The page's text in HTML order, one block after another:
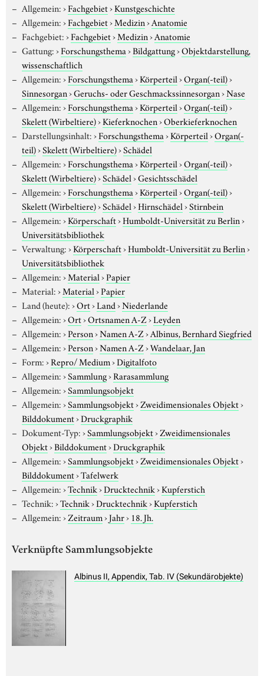
Allgemein:›Fachgebiet›Kunstgeschichte
Allgemein:›Fachgebiet›Medizin›Anatomie
Fachgebiet:›Fachgebiet›Medizin›Anatomie
Gattung:›Forschungsthema›Bildgattung›Objektdarstellung,
wissenschaftlich
Allgemein:›Forschungsthema›Körperteil›Organ(-teil)›
Sinnesorgan›Geruchs- oder Geschmackssinnesorgan›Nase
Allgemein:›Forschungsthema›Körperteil›Organ(-teil)›
Skelett (Wirbeltiere)›Kieferknochen›Oberkieferknochen
Darstellungsinhalt:›Forschungsthema›Körperteil›Organ(-
teil)›Skelett (Wirbeltiere)›Schädel
Allgemein:›Forschungsthema›Körperteil›Organ(-teil)›
Skelett (Wirbeltiere)›Schädel›Gesichtsschädel
Allgemein:›Forschungsthema›Körperteil›Organ(-teil)›
Skelett (Wirbeltiere)›Schädel›Hirnschädel›Stirnbein
Allgemein:›Körperschaft›Humboldt-Universität zu Berlin›
Universitätsbibliothek
Verwaltung:›Körperschaft›Humboldt-Universität zu Berlin›
Universitätsbibliothek
Allgemein:›Material›Papier
Material:›Material›Papier
Land (heute):›Ort›Land›Niederlande
Allgemein:›Ort›Ortsnamen A-Z›Leyden
Allgemein:›Person›Namen A-Z›Albinus, Bernhard Siegfried
Allgemein:›Person›Namen A-Z›Wandelaar, Jan
Form:›Repro/ Medium›Digitalfoto
Allgemein:›Sammlung›Rarasammlung
Allgemein:›Sammlungsobjekt
Allgemein:›Sammlungsobjekt›Zweidimensionales Objekt›
Bilddokument›Druckgraphik
Dokument-Typ:›Sammlungsobjekt›Zweidimensionales
Objekt›Bilddokument›Druckgraphik
Allgemein:›Sammlungsobjekt›Zweidimensionales Objekt›
Bilddokument›Tafelwerk
Allgemein:›Technik›Drucktechnik›Kupferstich
Technik:›Technik›Drucktechnik›Kupferstich
Allgemein:›Zeitraum›Jahr› 18. Jh.
Verknüpfte Sammlungsobjekte
Albinus II, Appendix, Tab. IV (Sekundärobjekte)